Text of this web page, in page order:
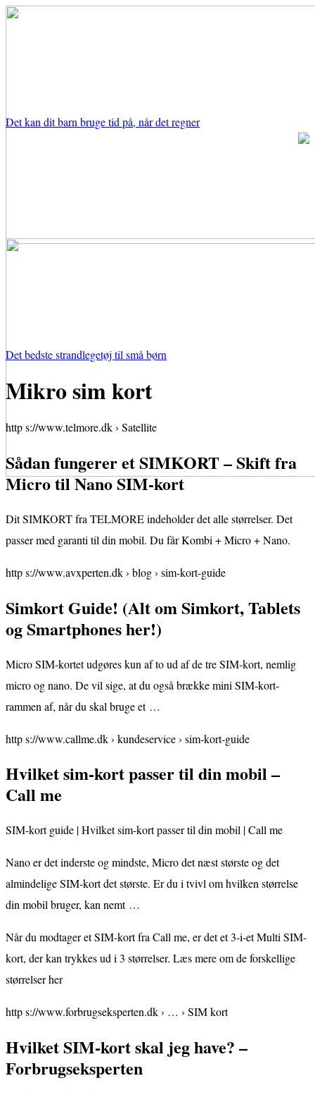
Det kan dit barn bruge tid på, når det regner
Det bedste strandlegetøj til små børn
Mikro sim kort
http s://www.telmore.dk › Satellite
Sådan fungerer et SIMKORT – Skift fra
Micro til Nano SIM-kort
Dit SIMKORT fra TELMORE indeholder det alle størrelser. Det
passer med garanti til din mobil. Du får Kombi + Micro + Nano.
http s://www.avxperten.dk › blog › sim-kort-guide
Simkort Guide! (Alt om Simkort, Tablets
og Smartphones her!)
Micro SIM-kortet udgøres kun af to ud af de tre SIM-kort, nemlig
micro og nano. De vil sige, at du også brække mini SIM-kort-
rammen af, når du skal bruge et …
http s://www.callme.dk › kundeservice › sim-kort-guide
Hvilket sim-kort passer til din mobil –
Call me
SIM-kort guide | Hvilket sim-kort passer til din mobil | Call me
Nano er det inderste og mindste, Micro det næst største og det
almindelige SIM-kort det største. Er du i tvivl om hvilken størrelse
din mobil bruger, kan nemt …
Når du modtager et SIM-kort fra Call me, er det et 3-i-et Multi SIM-
kort, der kan trykkes ud i 3 størrelser. Læs mere om de forskellige
størrelser her
http s://www.forbrugseksperten.dk › … › SIM kort
Hvilket SIM-kort skal jeg have? –
Forbrugseksperten